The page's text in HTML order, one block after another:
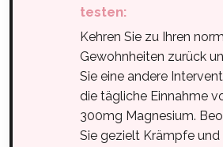
testen:
Kehren Sie zu Ihren
Gewohnheiten zurück
Sie eine andere
die tägliche Einnahme
300mg Magnesium.
Sie gezielt Krämpfe und